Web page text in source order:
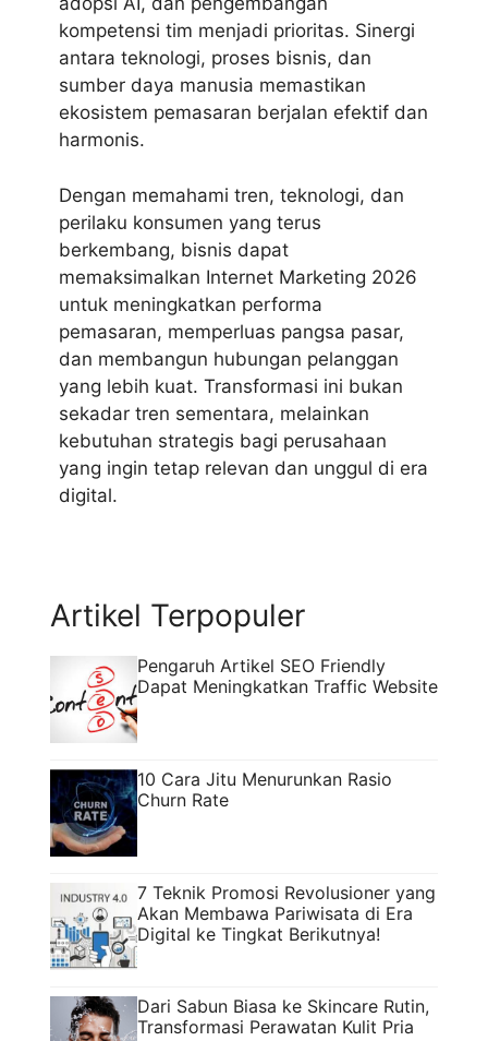
kompetensi tim menjadi prioritas. Sinergi
antara teknologi, proses bisnis, dan
sumber daya manusia memastikan
ekosistem pemasaran berjalan efektif dan
harmonis.
Dengan memahami tren, teknologi, dan
perilaku konsumen yang terus
berkembang, bisnis dapat
memaksimalkan Internet Marketing 2026
untuk meningkatkan performa
pemasaran, memperluas pangsa pasar,
dan membangun hubungan pelanggan
yang lebih kuat. Transformasi ini bukan
sekadar tren sementara, melainkan
kebutuhan strategis bagi perusahaan
yang ingin tetap relevan dan unggul di era
digital.
Artikel Terpopuler
Pengaruh Artikel SEO Friendly
Dapat Meningkatkan Traffic Website
10 Cara Jitu Menurunkan Rasio
Churn Rate
7 Teknik Promosi Revolusioner yang
Akan Membawa Pariwisata di Era
Digital ke Tingkat Berikutnya!
Dari Sabun Biasa ke Skincare Rutin,
Transformasi Perawatan Kulit Pria